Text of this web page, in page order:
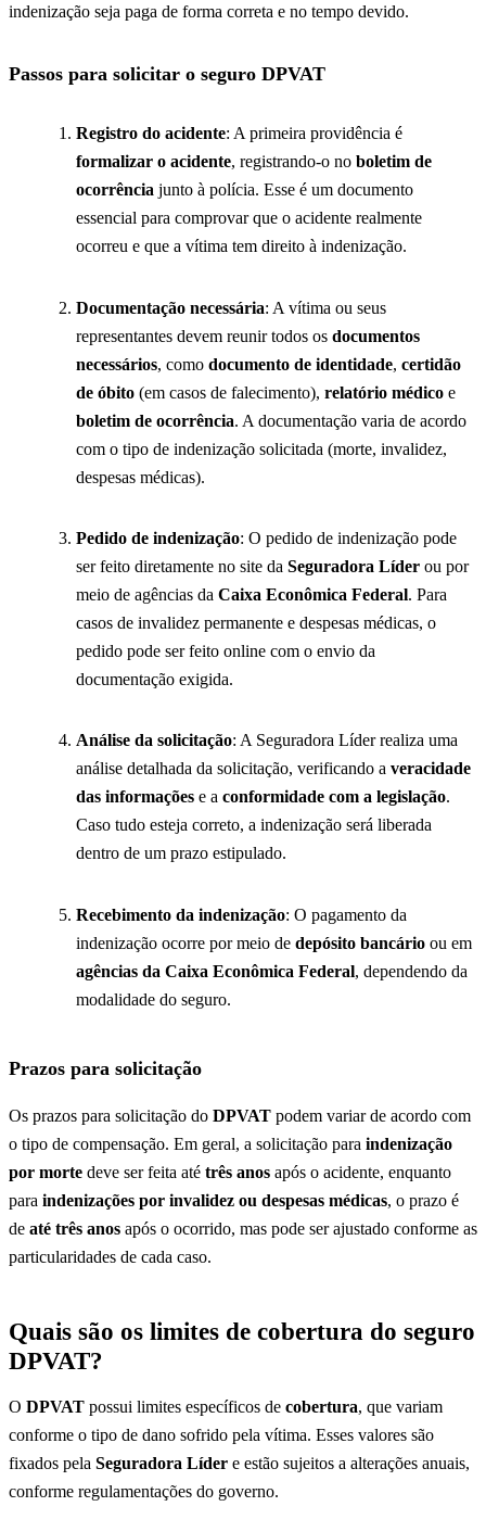
indenização seja paga de forma correta e no tempo devido.
Passos para solicitar o seguro DPVAT
Registro do acidente: A primeira providência é
formalizar o acidente, registrando-o noboletim de
ocorrência junto à polícia. Esse é um documento
essencial para comprovar que o acidente realmente
ocorreu e que a vítima tem direito à indenização.
Documentação necessária: A vítima ou seus
representantes devem reunir todos osdocumentos
necessários, comodocumento de identidade,certidão
de óbito (em casos de falecimento),relatório médico e
boletim de ocorrência. A documentação varia de acordo
com o tipo de indenização solicitada (morte, invalidez,
despesas médicas).
Pedido de indenização: O pedido de indenização pode
ser feito diretamente no site daSeguradora Líder ou por
meio de agências daCaixa Econômica Federal. Para
casos de invalidez permanente e despesas médicas, o
pedido pode ser feito online com o envio da
documentação exigida.
Análise da solicitação: A Seguradora Líder realiza uma
análise detalhada da solicitação, verificando averacidade
das informações e aconformidade com a legislação.
Caso tudo esteja correto, a indenização será liberada
dentro de um prazo estipulado.
Recebimento da indenização: O pagamento da
indenização ocorre por meio dedepósito bancário ou em
agências da Caixa Econômica Federal, dependendo da
modalidade do seguro.
Prazos para solicitação
Os prazos para solicitação do DPVAT podem variar de acordo com
o tipo de compensação. Em geral, a solicitação para indenização
por morte deve ser feita até três anos após o acidente, enquanto
para indenizações por invalidez ou despesas médicas, o prazo é
de até três anos após o ocorrido, mas pode ser ajustado conforme as
particularidades de cada caso.
Quais são os limites de cobertura do seguro
DPVAT?
O DPVAT possui limites específicos de cobertura, que variam
conforme o tipo de dano sofrido pela vítima. Esses valores são
fixados pela Seguradora Líder e estão sujeitos a alterações anuais,
conforme regulamentações do governo.